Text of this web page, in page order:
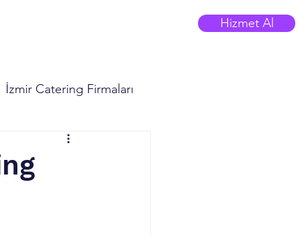
Hizmet Al
İzmir Catering Firmaları